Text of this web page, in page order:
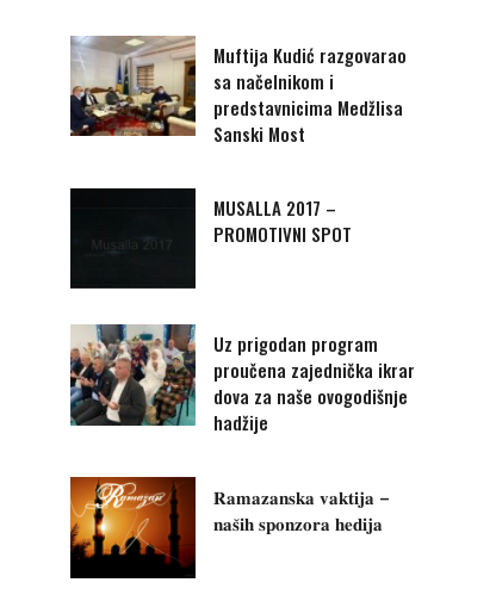
Muftija Kudić razgovarao
sa načelnikom i
predstavnicima Medžlisa
Sanski Most
MUSALLA 2017 –
PROMOTIVNI SPOT
Uz prigodan program
proučena zajednička ikrar
dova za naše ovogodišnje
hadžije
𝐑𝐚𝐦𝐚𝐳𝐚𝐧𝐬𝐤𝐚 𝐯𝐚𝐤𝐭𝐢𝐣𝐚 –
𝐧𝐚𝐬̌𝐢𝐡 𝐬𝐩𝐨𝐧𝐳𝐨𝐫𝐚 𝐡𝐞𝐝𝐢𝐣𝐚